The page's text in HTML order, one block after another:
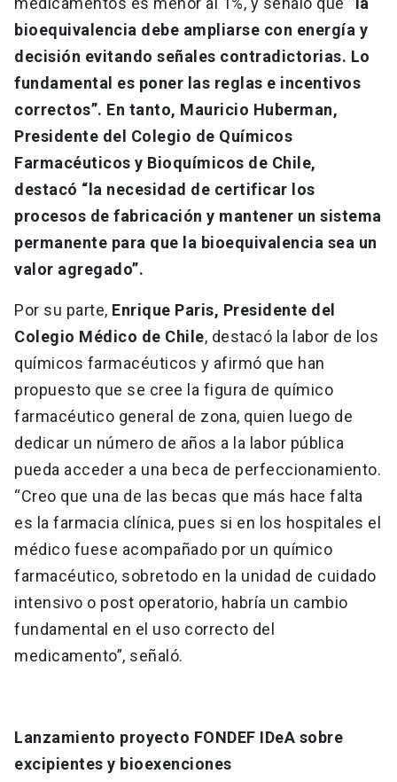
bioequivalencia debe ampliarse con energía y
decisión evitando señales contradictorias. Lo
fundamental es poner las reglas e incentivos
correctos”. En tanto, Mauricio Huberman,
Presidente del Colegio de Químicos
Farmacéuticos y Bioquímicos de Chile,
destacó “la necesidad de certificar los
procesos de fabricación y mantener un sistema
permanente para que la bioequivalencia sea un
valor agregado”.
Por su parte, Enrique Paris, Presidente del
Colegio Médico de Chile, destacó la labor de los
químicos farmacéuticos y afirmó que han
propuesto que se cree la figura de químico
farmacéutico general de zona, quien luego de
dedicar un número de años a la labor pública
pueda acceder a una beca de perfeccionamiento.
“Creo que una de las becas que más hace falta
es la farmacia clínica, pues si en los hospitales el
médico fuese acompañado por un químico
farmacéutico, sobretodo en la unidad de cuidado
intensivo o post operatorio, habría un cambio
fundamental en el uso correcto del
medicamento”, señaló.
Lanzamiento proyecto FONDEF IDeA sobre
excipientes y bioexenciones